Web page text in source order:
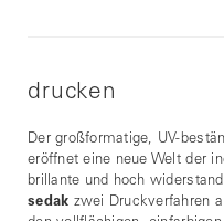
drucken
Der großformatige, UV-
eröffnet eine neue Welt der
brillante und hoch
sedak zwei Druckverfahren